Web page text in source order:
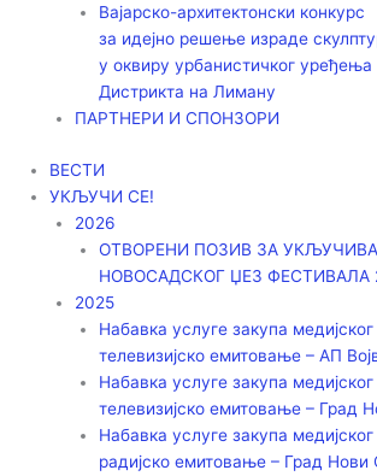
Вајарско-архитектонски конкурс
за идејно решење израде
у оквиру урбанистичког уређења
Дистрикта на Лиману
ПАРТНЕРИ И СПОНЗОРИ
ВЕСТИ
УКЉУЧИ СЕ!
2026
ОТВОРЕНИ ПОЗИВ ЗА
НОВОСАДСКОГ ЏЕЗ ФЕСТИВАЛА
2025
Набавка услуге закупа
телевизијско емитовање – АП
Набавка услуге закупа
телевизијско емитовање – Град
Набавка услуге закупа
радијско емитовање – Град Нови